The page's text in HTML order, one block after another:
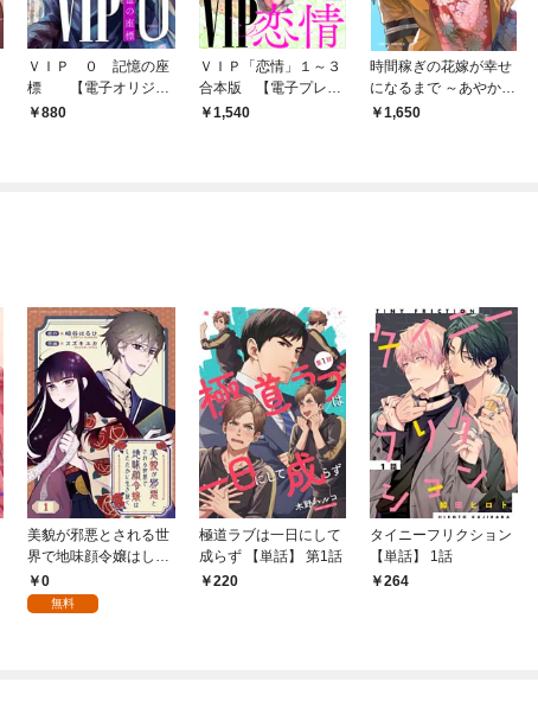
ＶＩＰ ０ 記憶の座
標 【電子オリジナ
ル】880
ＶＩＰ「恋情」１～３
合本版 【電子プレミ
アム】
1,540
時間稼ぎの花嫁が幸せ
になるまで ～あやかし
婚姻譚～【特別版】(イ
1,650
美貌が邪悪とされる世
界で地味顔令嬢はした
たかに生き抜く 【分冊
版】 1話
0
無料
極道ラブは一日にして
成らず 【単話】 第1話
220
タイニーフリクション
【単話】 1話
264